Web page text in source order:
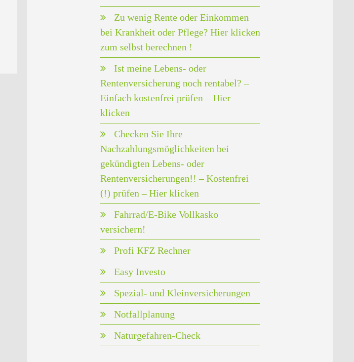
Zu wenig Rente oder Einkommen
bei Krankheit oder Pflege? Hier klicken
zum selbst berechnen !
Ist meine Lebens- oder
Rentenversicherung noch rentabel? –
Einfach kostenfrei prüfen – Hier
klicken
Checken Sie Ihre
Nachzahlungsmöglichkeiten bei
gekündigten Lebens- oder
Rentenversicherungen!! – Kostenfrei
(!) prüfen – Hier klicken
Fahrrad/E-Bike Vollkasko
versichern!
Profi KFZ Rechner
Easy Investo
Spezial- und Kleinversicherungen
Notfallplanung
Naturgefahren-Check